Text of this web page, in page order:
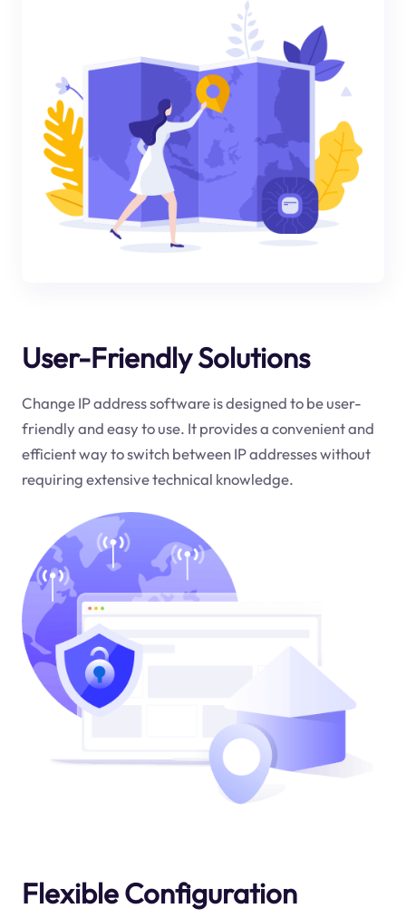
User-Friendly Solutions
Change IP address software is designed to be user-
friendly and easy to use. It provides a convenient and
efficient way to switch between IP addresses without
requiring extensive technical knowledge.
Flexible Configuration